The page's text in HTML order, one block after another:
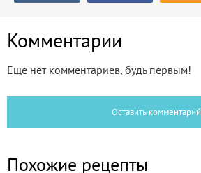
Комментарии
Еще нет комментариев, будь первым!
Оставить комментарий
Похожие рецепты